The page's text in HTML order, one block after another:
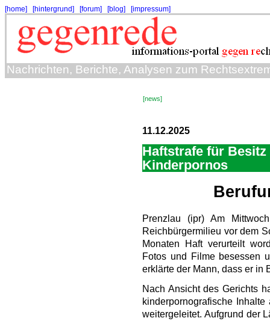
[home] [hintergrund] [forum] [blog] [impressum]
Nachrichten, Berichte, Analysen zum
[news]
11.12.2025
Haftstrafe für
Kinderpornos
Prenzlau (ipr) Am
Reichbürgermilieu vor dem
Monaten Haft verurteilt
Fotos und Filme besessen
erklärte der Mann, dass er in
Nach Ansicht des Gerichts
kinderpornografische
weitergeleitet. Aufgrund der